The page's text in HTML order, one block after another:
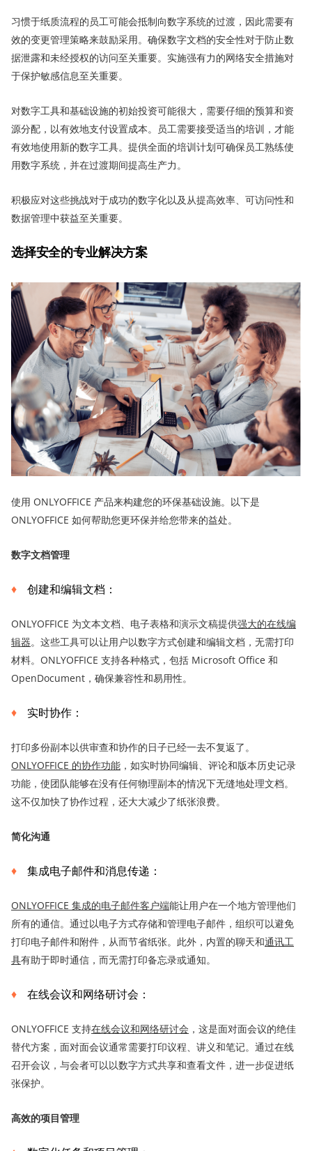
习惯于纸质流程的员工可能会抵制向数字系统的过渡，因此需要有
效的变更管理策略来鼓励采用。确保数字文档的安全性对于防止数
据泄露和未经授权的访问至关重要。实施强有力的网络安全措施对
于保护敏感信息至关重要。
对数字工具和基础设施的初始投资可能很大，需要仔细的预算和资
源分配，以有效地支付设置成本。员工需要接受适当的培训，才能
有效地使用新的数字工具。提供全面的培训计划可确保员工熟练使
用数字系统，并在过渡期间提高生产力。
积极应对这些挑战对于成功的数字化以及从提高效率、可访问性和
数据管理中获益至关重要。
选择安全的专业解决方案
使用 ONLYOFFICE 产品来构建您的环保基础设施。以下是
ONLYOFFICE 如何帮助您更环保并给您带来的益处。
数字文档管理
创建和编辑文档：
ONLYOFFICE 为文本文档、电子表格和演示文稿提供强大的在线编
辑器。这些工具可以让用户以数字方式创建和编辑文档，无需打印
材料。ONLYOFFICE 支持各种格式，包括 Microsoft Office 和
OpenDocument，确保兼容性和易用性。
实时协作：
打印多份副本以供审查和协作的日子已经一去不复返了。
ONLYOFFICE 的协作功能 ，如实时协同编辑、评论和版本历史记录
功能，使团队能够在没有任何物理副本的情况下无缝地处理文档。
这不仅加快了协作过程，还大大减少了纸张浪费。
简化沟通
集成电子邮件和消息传递：
ONLYOFFICE 集成的电子邮件客户端能让用户在一个地方管理他们
所有的通信。通过以电子方式存储和管理电子邮件，组织可以避免
打印电子邮件和附件，从而节省纸张。此外，内置的聊天和通讯工
具有助于即时通信，而无需打印备忘录或通知。
在线会议和网络研讨会：
ONLYOFFICE 支持在线会议和网络研讨会 ，这是面对面会议的绝佳
替代方案，面对面会议通常需要打印议程、讲义和笔记。通过在线
召开会议，与会者可以以数字方式共享和查看文件，进一步促进纸
张保护。
高效的项目管理